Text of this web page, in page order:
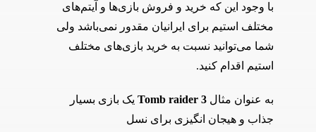
با وجود این که خرید و فروش بازی‌ها و آیتم‌های
مختلف استیم برای ایرانیان مقدور نمی‌باشد ولی
شما می‌توانید نسبت به خرید بازی‌های مختلف
استیم اقدام کنید.
به عنوان مثال Tomb raider 3یک بازی بسیار
جذاب و هیجان انگیزی برای نسل